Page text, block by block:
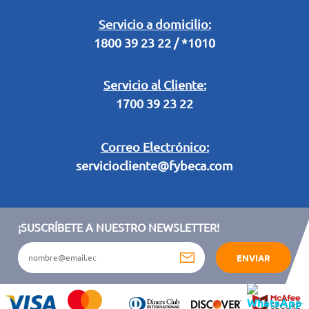
Servicio a domicilio:
1800 39 23 22 / *1010
Servicio al Cliente:
1700 39 23 22
Correo Electrónico:
serviciocliente@fybeca.com
Legal Campaña Produbanco
Términos y condiciones sorteo partido de fútbol "Tu ídolo"
¡SUSCRÍBETE A NUESTRO NEWSLETTER!
ENVIAR